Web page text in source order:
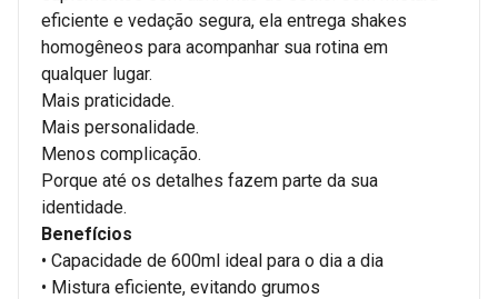
eficiente e vedação segura, ela entrega shakes
homogêneos para acompanhar sua rotina em
qualquer lugar.
Mais praticidade.
Mais personalidade.
Menos complicação.
Porque até os detalhes fazem parte da sua
identidade.
Benefícios
• Capacidade de 600ml ideal para o dia a dia
• Mistura eficiente, evitando grumos